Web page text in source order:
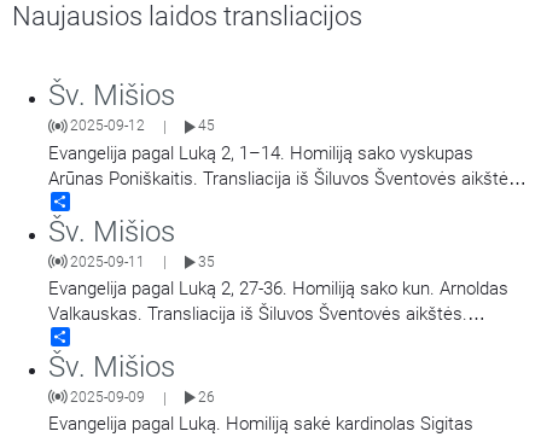
Naujausios laidos transliacijos
Šv. Mišios
2025-09-12 45
Evangelija pagal Luką 2, 1–14. Homiliją sako vyskupas
Arūnas Poniškaitis. Transliacija iš Šiluvos Šventovės aikštės.
Didieji Švč. Mergelės Marijos Gimimo atlaidai.
Šv. Mišios
2025-09-11 35
Evangelija pagal Luką 2, 27-36. Homiliją sako kun. Arnoldas
Valkauskas. Transliacija iš Šiluvos Šventovės aikštės.
Didieji Švč. Mergelės Marijos Gimimo atlaidai.
Šv. Mišios
2025-09-09 | 26
Evangelija pagal Luką. Homiliją sakė kardinolas Sigitas